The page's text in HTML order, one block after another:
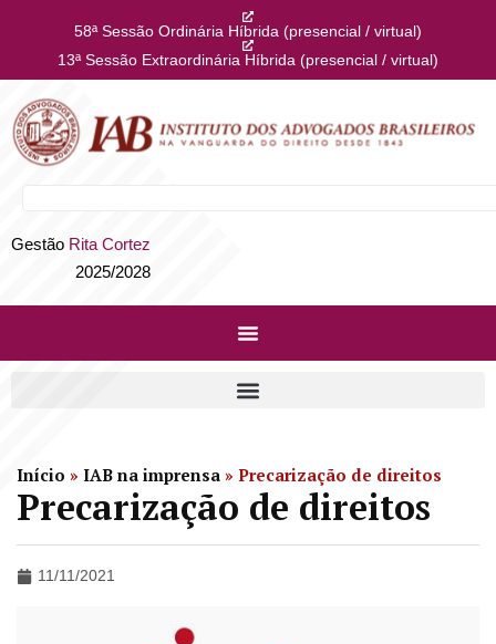
58ª Sessão Ordinária Híbrida (presencial / virtual)
13ª Sessão Extraordinária Híbrida (presencial / virtual)
Gestão Rita Cortez
2025/2028
Início » IAB na imprensa » Precarização de direitos
Precarização de direitos
11/11/2021